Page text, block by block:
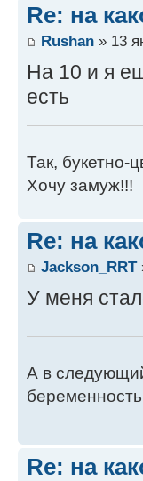
Re: на
Rushan » 13
На 10 и я
есть
Так, букетно-
Хочу замуж!!!
Re: на
Jackson_RRT
У меня
А в
Re: на